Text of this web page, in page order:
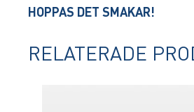
HOPPAS DET SMAKAR!
RELATERADE